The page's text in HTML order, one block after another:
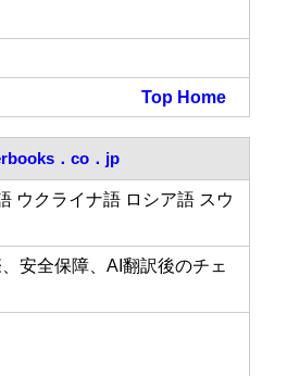
Top Home
．co．jp
ウクライナ語 ロシア語 スウ
安全保障、AI翻訳後のチェ